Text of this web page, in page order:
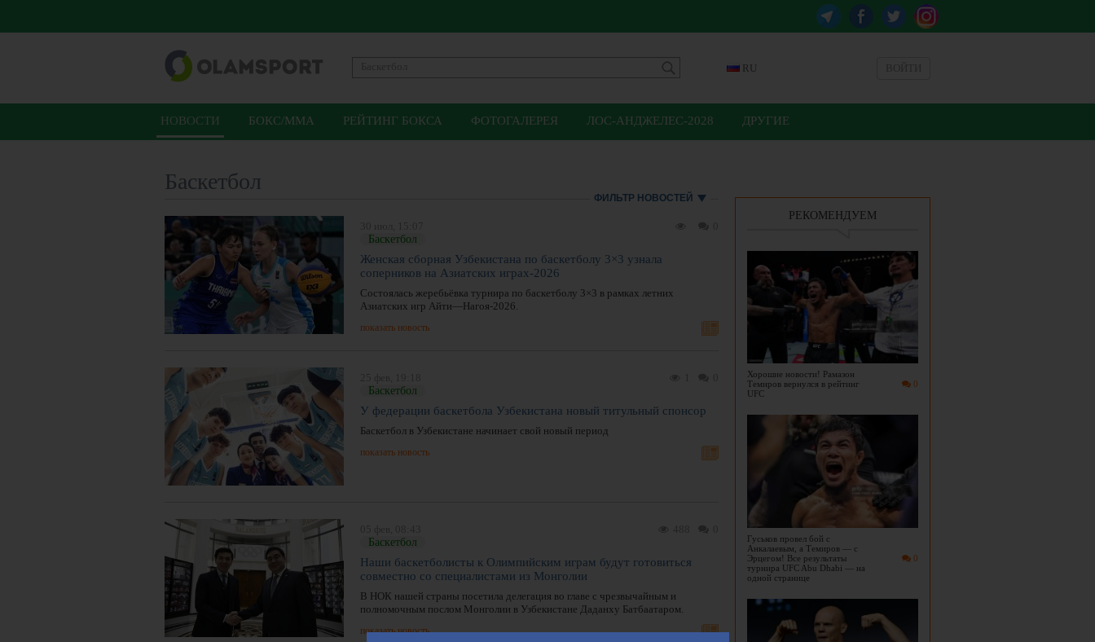
RU
НОВОСТИ БОКС/ММА РЕЙТИНГ БОКСА ФОТОГАЛЕРЕЯ ЛОС-АНДЖЕЛЕС-2028 ДРУГИЕ
РЕКОМЕНДУЕМ
0
Хорошие новости! Рамазон
Темиров вернулся в рейтинг
UFC
0
Гуськов провел бой с
Анкалаевым, а Темиров — с
Эрцегом! Все результаты
турнира UFC Abu Dhabi — на
одной странице
Баскетбол
ФИЛЬТР НОВОСТЕЙ
Баскетбол
Женская сборная Узбекистана по баскетболу 3×3 узнала
соперников на Азиатских играх-2026
Состоялась жеребьёвка турнира по баскетболу 3×3 в рамках летних
Азиатских игр Айти—Нагоя-2026.
показать новость
Баскетбол
У федерации баскетбола Узбекистана новый титульный спонсор
Баскетбол в Узбекистане начинает свой новый период
показать новость
Баскетбол
Наши баскетболисты к Олимпийским играм будут готовиться
совместно со специалистами из Монголии
В НОК нашей страны посетила делегация во главе с чрезвычайным и
полномочным послом Монголии в Узбекистане Даданху Батбаатаром.
показать новость